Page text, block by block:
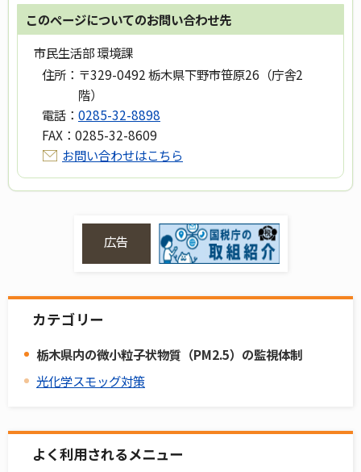
このページについてのお問い合わせ先
市民生活部 環境課
住所： 〒329-0492 栃木県下野市笹原26（庁舎2
階）
電話： 0285-32-8898
FAX： 0285-32-8609
お問い合わせはこちら
広告
カテゴリー
栃木県内の微小粒子状物質（PM2.5）の監視体制
光化学スモッグ対策
よく利用されるメニュー